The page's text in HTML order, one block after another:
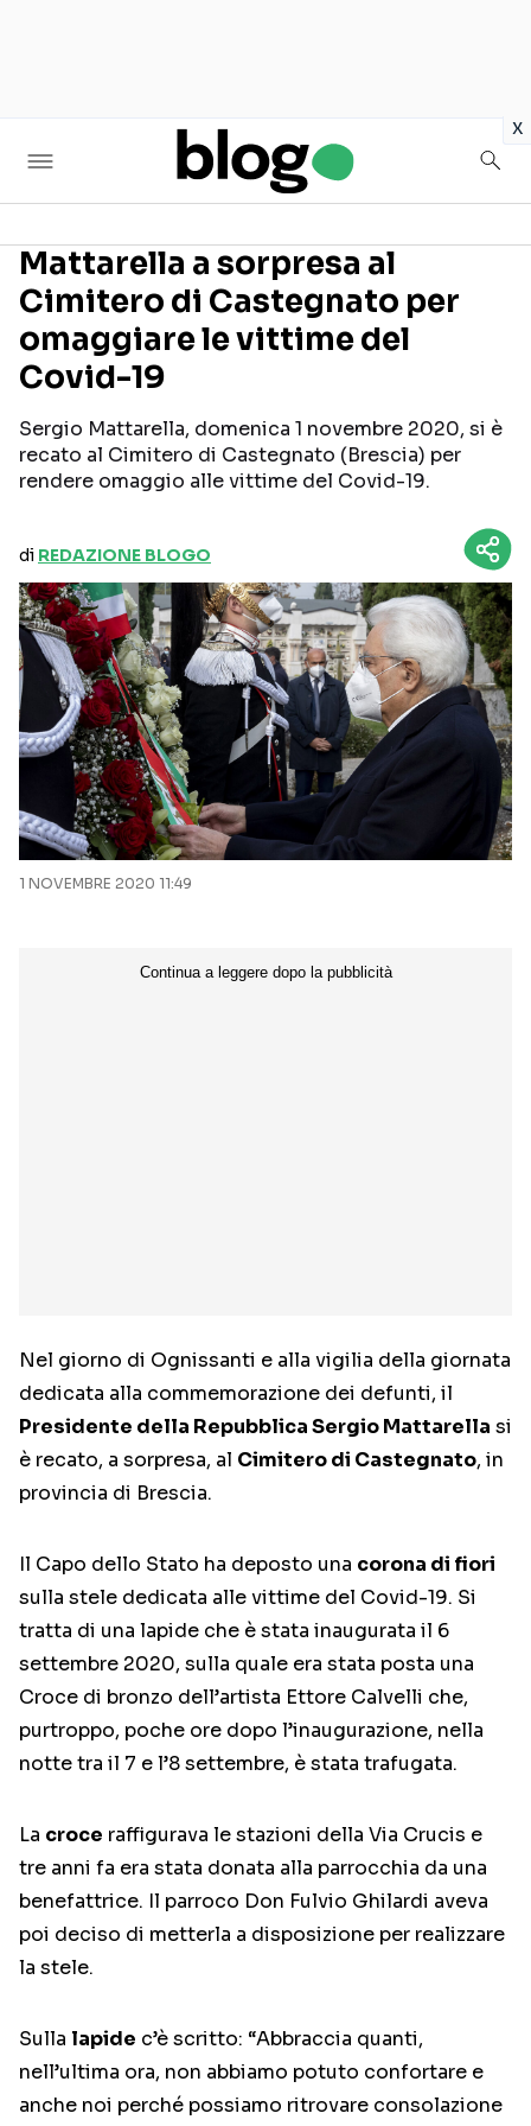
x
Seguici sui social
Mattarella a sorpresa al
Cimitero di Castegnato per
omaggiare le vittime del
Covid-19
Sergio Mattarella, domenica 1 novembre 2020, si è
recato al Cimitero di Castegnato (Brescia) per
rendere omaggio alle vittime del Covid-19.
di REDAZIONE BLOGO
1 NOVEMBRE 2020 11:49
Nel giorno di Ognissanti e alla vigilia della giornata
dedicata alla commemorazione dei defunti, il
Presidente della Repubblica Sergio Mattarella si
è recato, a sorpresa, al Cimitero di Castegnato, in
provincia di Brescia.
Il Capo dello Stato ha deposto una corona di fiori
sulla stele dedicata alle vittime del Covid-19. Si
tratta di una lapide che è stata inaugurata il 6
settembre 2020, sulla quale era stata posta una
Croce di bronzo dell’artista Ettore Calvelli che,
purtroppo, poche ore dopo l’inaugurazione, nella
notte tra il 7 e l’8 settembre, è stata trafugata.
La croce raffigurava le stazioni della Via Crucis e
tre anni fa era stata donata alla parrocchia da una
benefattrice. Il parroco Don Fulvio Ghilardi aveva
poi deciso di metterla a disposizione per realizzare
la stele.
Sulla lapide c’è scritto: “Abbraccia quanti,
nell’ultima ora, non abbiamo potuto confortare e
anche noi perché possiamo ritrovare consolazione